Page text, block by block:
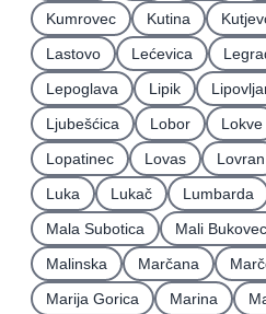
Kumrovec
Kutina
Lastovo
Lećevica
Lepoglava
Lipik
Ljubešćica
Lobor Lokve
Lopatinec
Lovas Lovran
Luka
Lukač Lumbarda
Mala Subotica
Mali Bukovec
Malinska
Marčana
Marija Gorica
Marina